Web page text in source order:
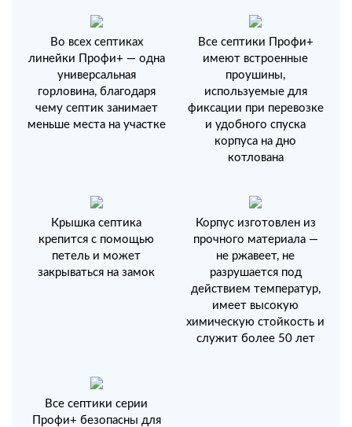
Во всех септиках
линейки Профи+ — одна
универсальная
горловина, благодаря
чему септик занимает
меньше места на участке
Все септики Профи+
имеют встроенные
проушины,
используемые для
фиксации при перевозке
и удобного спуска
корпуса на дно
котлована
Крышка септика
крепится с помощью
петель и может
закрываться на замок
Корпус изготовлен из
прочного материала —
не ржавеет, не
разрушается под
действием температур,
имеет высокую
химическую стойкость и
служит более 50 лет
Все септики серии
Профи+ безопасны для